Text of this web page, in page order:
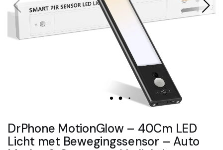
DrPhone MotionGlow – 40Cm LED
Licht met Bewegingssensor – Auto